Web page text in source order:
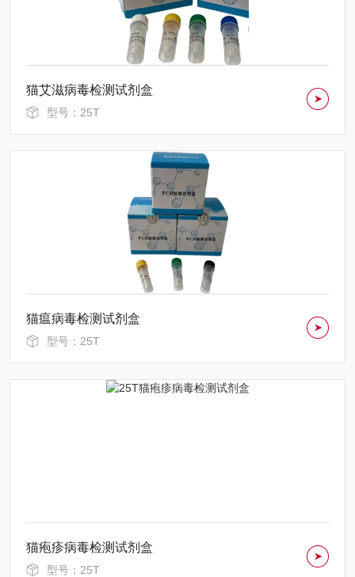
猫艾滋病毒检测试剂盒
型号：25T
猫瘟病毒检测试剂盒
型号：25T
猫疱疹病毒检测试剂盒
型号：25T